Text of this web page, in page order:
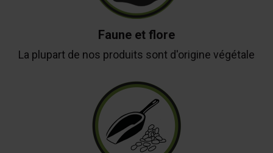
Faune et flore
La plupart de nos produits sont d'origine végétale